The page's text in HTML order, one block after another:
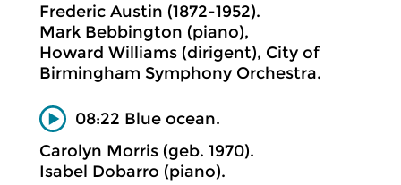
Frederic Austin (1872-1952).
Mark Bebbington (piano),
Howard Williams (dirigent), City of
Birmingham Symphony Orchestra.
08:22 Blue ocean.
Carolyn Morris (geb. 1970).
Isabel Dobarro (piano).